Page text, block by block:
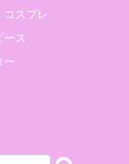
スプレ
ス
ー